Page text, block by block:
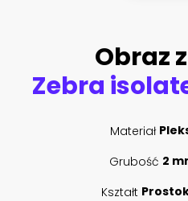
Obraz
Materiał
Grubość 2
Kształt